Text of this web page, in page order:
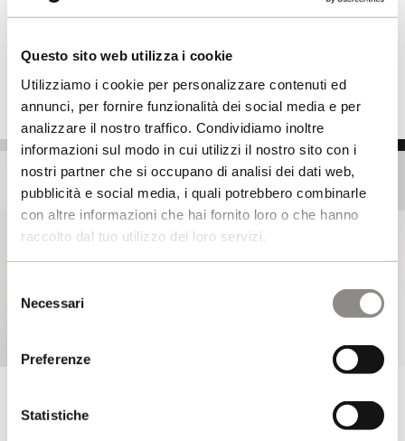
Questo sito web utilizza i cookie
Utilizziamo i cookie per personalizzare contenuti ed
annunci, per fornire funzionalità dei social media e per
analizzare il nostro traffico. Condividiamo inoltre
informazioni sul modo in cui utilizzi il nostro sito con i
nostri partner che si occupano di analisi dei dati web,
pubblicità e social media, i quali potrebbero combinarle
con altre informazioni che hai fornito loro o che hanno
raccolto dal tuo utilizzo dei loro servizi.
delNecessari
Preferenze
Statistiche